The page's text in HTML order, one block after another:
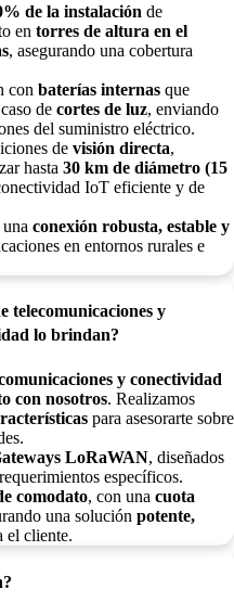
de la instalación de
en torres de altura en el
, asegurando una cobertura
con baterías internas que
de cortes de luz, enviando
del suministro eléctrico.
de visión directa,
hasta 30 km de diámetro (15
IoT eficiente y de
conexión robusta, estable y
en entornos rurales e
telecomunicaciones y
lo brindan?
y conectividad
con nosotros. Realizamos
para asesorarte sobre
LoRaWAN, diseñados
específicos.
comodato, con una cuota
una solución potente,
el cliente.